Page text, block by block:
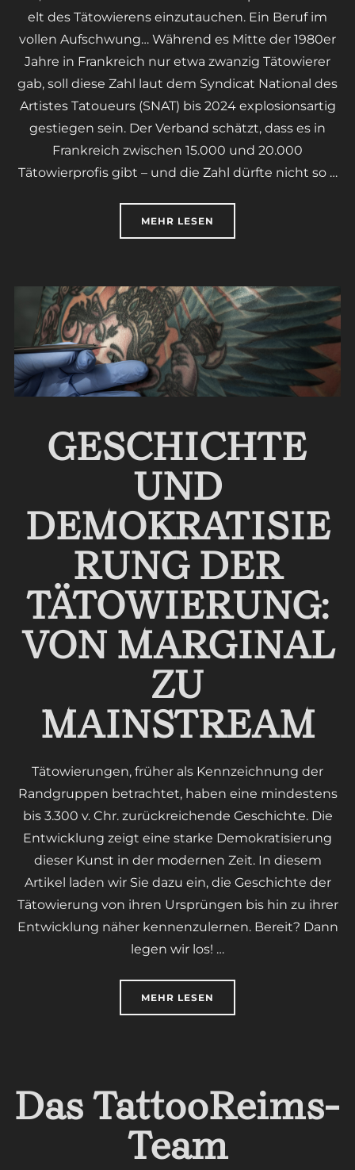
elt des Tätowierens einzutauchen. Ein Beruf im
vollen Aufschwung… Während es Mitte der 1980er
Jahre in Frankreich nur etwa zwanzig Tätowierer
gab, soll diese Zahl laut dem Syndicat National des
Artistes Tatoueurs (SNAT) bis 2024 explosionsartig
gestiegen sein. Der Verband schätzt, dass es in
Frankreich zwischen 15.000 und 20.000
Tätowierprofis gibt – und die Zahl dürfte nicht so …
MEHR ÜBER „TÄTOWIERER IN
LESEN
GESCHICHTE
UND
DEMOKRATISIE
RUNG DER
TÄTOWIERUNG:
VON MARGINAL
ZU
MAINSTREAM
Tätowierungen, früher als Kennzeichnung der
Randgruppen betrachtet, haben eine mindestens
bis 3.300 v. Chr. zurückreichende Geschichte. Die
Entwicklung zeigt eine starke Demokratisierung
dieser Kunst in der modernen Zeit. In diesem
Artikel laden wir Sie dazu ein, die Geschichte der
Tätowierung von ihren Ursprüngen bis hin zu ihrer
Entwicklung näher kennenzulernen. Bereit? Dann
legen wir los! …
MEHR ÜBER „GESCHICHTE UND
LESEN
Das TattooReims-
Team